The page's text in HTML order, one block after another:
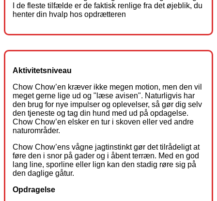
I de fleste tilfælde er de faktisk renlige fra det øjeblik, du
henter din hvalp hos opdrætteren
Aktivitetsniveau
Chow Chow’en kræver ikke megen motion, men den vil
meget gerne lige ud og "læse avisen". Naturligvis har
den brug for nye impulser og oplevelser, så gør dig selv
den tjeneste og tag din hund med ud på opdagelse.
Chow Chow’en elsker en tur i skoven eller ved andre
naturområder.
Chow Chow’ens vågne jagtinstinkt gør det tilrådeligt at
føre den i snor på gader og i åbent terræn. Med en god
lang line, sporline eller lign kan den stadig røre sig på
den daglige gåtur.
Opdragelse